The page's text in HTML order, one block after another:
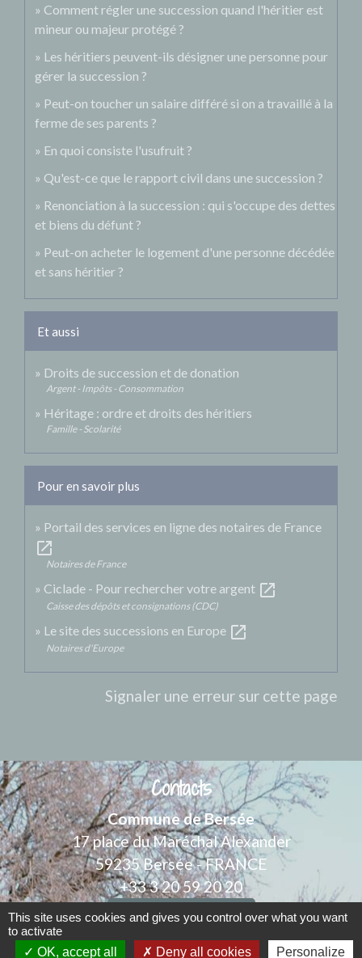
Comment régler une succession quand l'héritier est
mineur ou majeur protégé ?
Les héritiers peuvent-ils désigner une personne pour
gérer la succession ?
Peut-on toucher un salaire différé si on a travaillé à la
ferme de ses parents ?
En quoi consiste l'usufruit ?
Qu'est-ce que le rapport civil dans une succession ?
Renonciation à la succession : qui s'occupe des dettes
et biens du défunt ?
Peut-on acheter le logement d'une personne décédée
et sans héritier ?
Et aussi
Droits de succession et de donation
Argent - Impôts - Consommation
Héritage : ordre et droits des héritiers
Famille - Scolarité
Pour en savoir plus
Portail des services en ligne des notaires de France
open_in_new
Notaires de France
Ciclade - Pour rechercher votre argent open_in_new
Caisse des dépôts et consignations (CDC)
Le site des successions en Europe open_in_new
Notaires d'Europe
Signaler une erreur sur cette page
Contacts
Commune de Bersée
17 place du Maréchal Alexander
59235 Bersée - FRANCE
+33 3 20 59 20 20
Contact par formulaire
This site uses cookies and gives you control over what you want
to activate
OK, accept all
Deny all cookies Personalize